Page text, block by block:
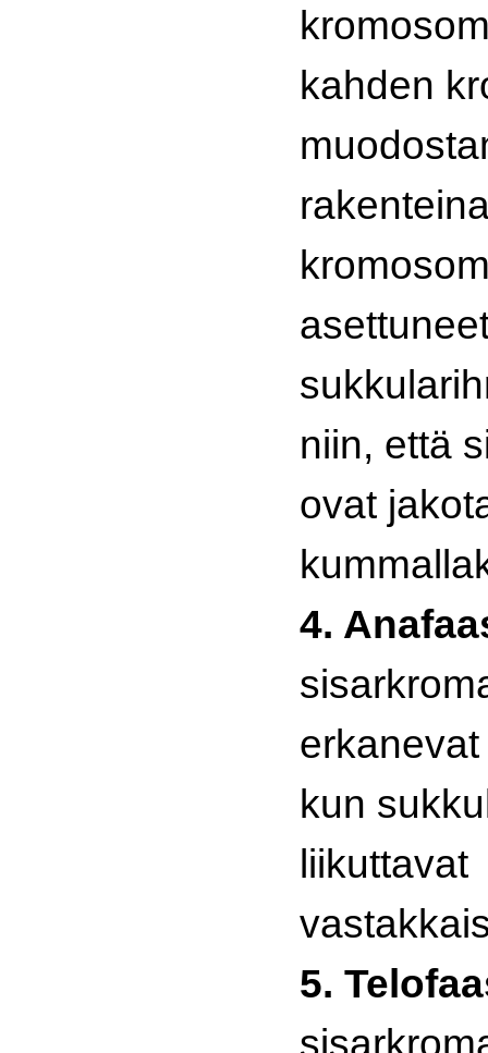
kahden
niin, että
ovat
4.
kun
liikuttavat
5.